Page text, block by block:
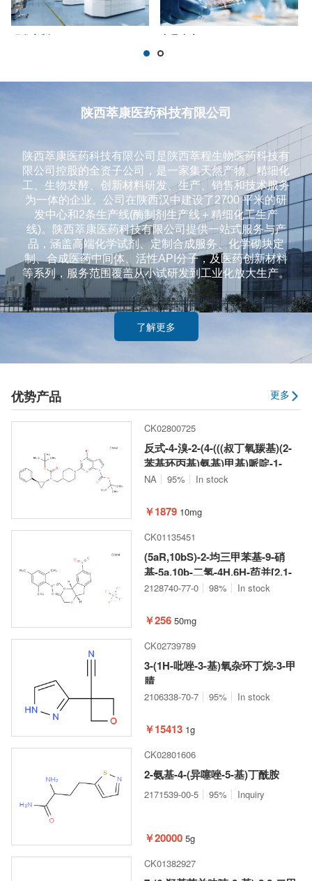
研发定制
用户可以通过积累的积分来兑换商品或服务。这些积分通常是通过购物、参与活动或完成特定任务获得的。
产品中心
陕西萃康医药科技有限公司
陕西萃康医药科技有限公司是陕西萃程生物医药科技有
限公司控股的全资子公司，是一家集天然产物、精细化
工、生物发酵、创新材料研发、生产、销售和技术服务
为一体的企业。公司在陕西汉中建设了2700 平米的研
发中心和2条生产线(酶制剂生产线＋精细化工生产
线)。陕西萃康医药科技有限公司提供一站式服务与产
品，涵盖高端化学试剂、定制合成服务、化学砌块定
制、合成医药中间体、活性API分子，及医药创新材料
等系列，服务范围覆盖从小试研发到工业化放大生产。
了解更多
优势产品 更多
CK02800725
反式-4-溴-2-(4-(((叔丁氧羰基)(2-
苯基环丙基)氨基)甲基)哌啶-1-
基)-7H-吡咯并[2,3-d]嘧啶-7-甲酸
NA 95% In stock
￥1879 10mg
CK01135451
(5aR,10bS)-2-均三甲苯基-9-硝
基-5a,10b-二氢-4H,6H-茚并[2,1-
b][1,2,4]三唑并[4,3-d][1,4]恶嗪-2-
2128740-77-0 98% In stock
￥256 50mg
CK02739789
3-(1H-吡唑-3-基)氧杂环丁烷-3-甲
腈
2106338-70-7 95% In stock
￥15413 1g
CK02801606
2-氨基-4-(异噻唑-5-基)丁酰胺
2171539-00-5 95% Inquiry
￥20000 5g
CK01382927